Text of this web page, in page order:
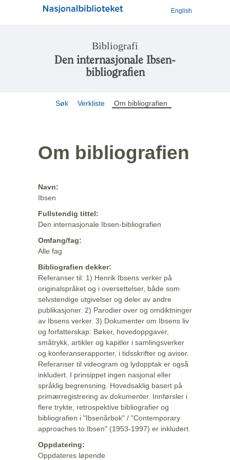
English
Bibliografi
Den internasjonale Ibsen-
bibliografien
Søk Verkliste Om bibliografien
Om bibliografien
Navn:
Ibsen
Fullstendig tittel:
Den internasjonale Ibsen-bibliografien
Omfang/fag:
Alle fag
Bibliografien dekker:
Referanser til: 1) Henrik Ibsens verker på
originalspråket og i oversettelser, både som
selvstendige utgivelser og deler av andre
publikasjoner. 2) Parodier over og omdiktninger
av Ibsens verker. 3) Dokumenter om Ibsens liv
og forfatterskap: Bøker, hovedoppgaver,
småtrykk, artikler og kapitler i samlingsverker
og konferanserapporter, i tidsskrifter og aviser.
Referanser til videogram og lydopptak er også
inkludert. I prinsippet ingen nasjonal eller
språklig begrensning. Hovedsaklig basert på
primærregistrering av dokumenter. Innførsler i
flere trykte, retrospektive bibliografier og
bibliografien i "Ibsenårbok" / "Contemporary
approaches to Ibsen" (1953-1997) er inkludert.
Oppdatering:
Oppdateres løpende